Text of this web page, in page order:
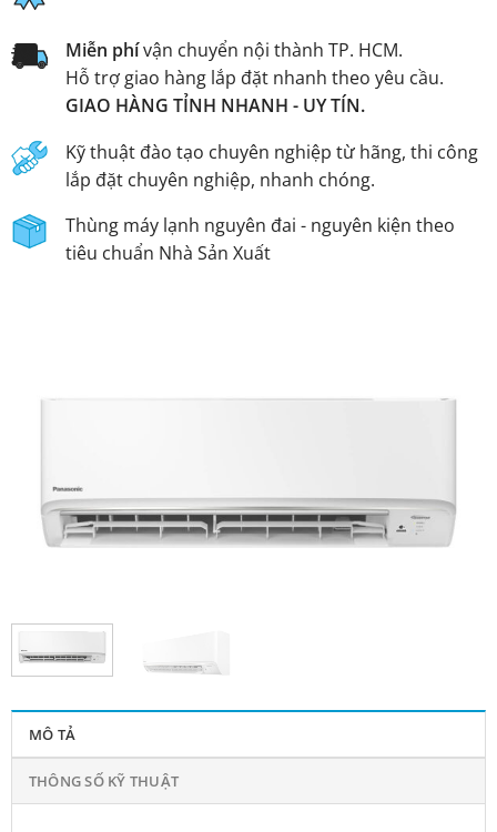
MÔ TẢ
THÔNG SỐ KỸ THUẬT
Miễn phívận chuyển nội thành TP. HCM.
Hỗ trợ giao hàng lắp đặt nhanh theo yêu cầu.
GIAO HÀNG TỈNH NHANH - UY TÍN.
Kỹ thuật đào tạo chuyên nghiệp từ hãng, thi công
lắp đặt chuyên nghiệp, nhanh chóng.
Thùng máy lạnh nguyên đai - nguyên kiện theo
tiêu chuẩn Nhà Sản Xuất